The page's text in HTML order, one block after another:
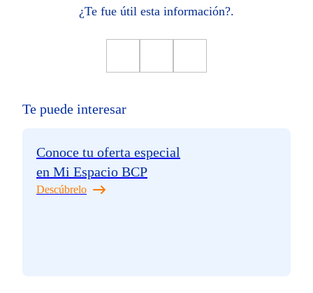
¿Te fue útil esta información?.
Te puede interesar
Conoce tu oferta especial
en Mi Espacio BCP
Descúbrelo